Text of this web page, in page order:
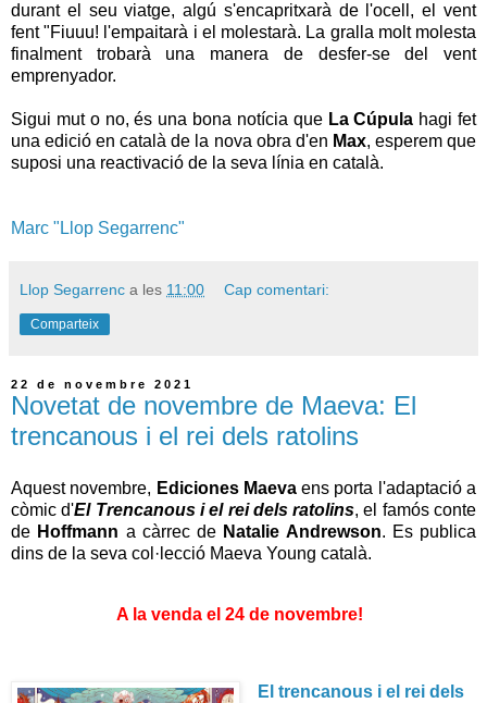
durant el seu viatge, algú s'encapritxarà de l'ocell, el vent
fent "Fiuuu! l'empaitarà i el molestarà. La gralla molt molesta
finalment trobarà una manera de desfer-se del vent
emprenyador.
Sigui mut o no, és una bona notícia que La Cúpula hagi fet
una edició en català de la nova obra d'en Max, esperem que
suposi una reactivació de la seva línia en català.
Marc "Llop Segarrenc"
Llop Segarrenc a les 11:00 Cap comentari:
Comparteix
22 de novembre 2021
Novetat de novembre de Maeva: El
trencanous i el rei dels ratolins
Aquest novembre, Ediciones Maevaens porta l'adaptació a
còmic d'El Trencanous i el rei dels ratolins, el famós conte
de Hoffmann a càrrec de Natalie Andrewson. Es publica
dins de la seva col·lecció Maeva Young català.
A la venda el 24 de novembre!
El trencanous i el rei dels